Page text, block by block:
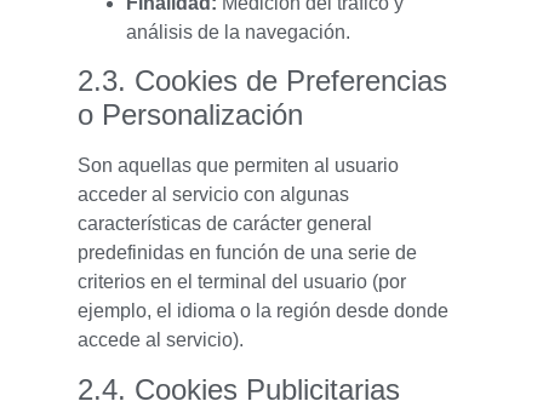
análisis de la navegación.
2.3. Cookies de Preferencias
o Personalización
Son aquellas que permiten al usuario
acceder al servicio con algunas
características de carácter general
predefinidas en función de una serie de
criterios en el terminal del usuario (por
ejemplo, el idioma o la región desde donde
accede al servicio).
2.4. Cookies Publicitarias